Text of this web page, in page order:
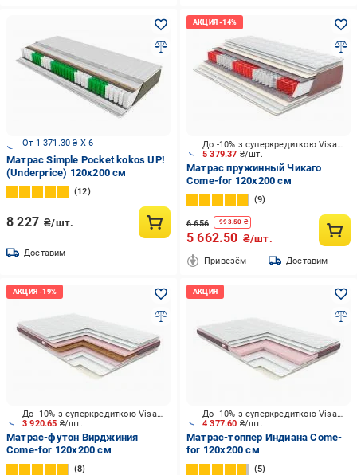
От 1 371.30 ₴ X 6
Матрас Simple Pocket kokos UP!
(Underprice) 120x200 см
12
8 227 ₴/шт.
Доставим
5 379.37 ₴/шт.
До -10% з суперкредиткою Visa Вигода
Матрас пружинный Чикаго
Come-for 120x200 см
9
6 656 -993.50 ₴
5 662.50 ₴/шт.
Привезём Доставим
3 920.65 ₴/шт.
До -10% з суперкредиткою Visa Вигода
Матрас-футон Вирджиния
Come-for 120x200 см
8
4 377.60 ₴/шт.
До -10% з суперкредиткою Visa Вигода
Матрас-топпер Индиана Come-
for 120x200 см
5